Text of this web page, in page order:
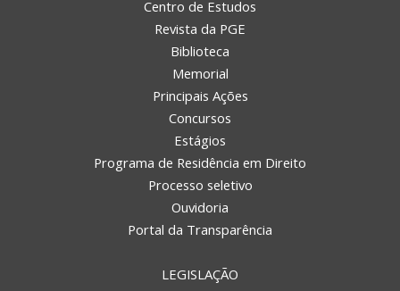
Centro de Estudos
Revista da PGE
Biblioteca
Memorial
Principais Ações
Concursos
Estágios
Programa de Residência em Direito
Processo seletivo
Ouvidoria
Portal da Transparência
LEGISLAÇÃO